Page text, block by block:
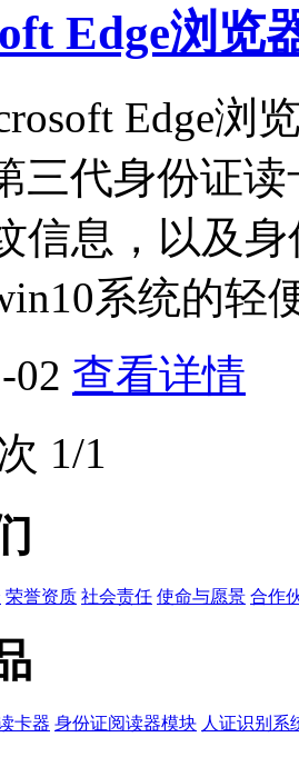
Edge浏览
Edge浏
三代身份证
信息，以及
系统的轻
02 查看详情
1/1
荣誉资质 社会责任 使命与愿景 合作
卡器 身份证阅读器模块 人证识别系